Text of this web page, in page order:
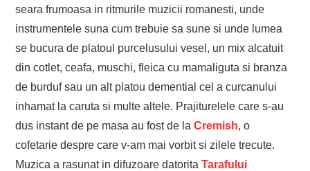
seara frumoasa in ritmurile muzicii romanesti, unde
instrumentele suna cum trebuie sa sune si unde lumea
se bucura de platoul purcelusului vesel, un mix alcatuit
din cotlet, ceafa, muschi, fleica cu mamaliguta si branza
de burduf sau un alt platou demential cel a curcanului
inhamat la caruta si multe altele. Prajiturelele care s-au
dus instant de pe masa au fost de laCremish, o
cofetarie despre care v-am mai vorbit si zilele trecute.
Muzica a rasunat in difuzoare datoritaTarafului